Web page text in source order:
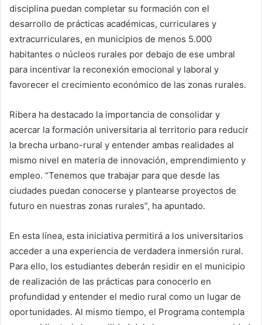
disciplina puedan completar su formación con el
desarrollo de prácticas académicas, curriculares y
extracurriculares, en municipios de menos 5.000
habitantes o núcleos rurales por debajo de ese umbral
para incentivar la reconexión emocional y laboral y
favorecer el crecimiento económico de las zonas rurales.
Ribera ha destacado la importancia de consolidar y
acercar la formación universitaria al territorio para reducir
la brecha urbano-rural y entender ambas realidades al
mismo nivel en materia de innovación, emprendimiento y
empleo. “Tenemos que trabajar para que desde las
ciudades puedan conocerse y plantearse proyectos de
futuro en nuestras zonas rurales”, ha apuntado.
En esta línea, esta iniciativa permitirá a los universitarios
acceder a una experiencia de verdadera inmersión rural.
Para ello, los estudiantes deberán residir en el municipio
de realización de las prácticas para conocerlo en
profundidad y entender el medio rural como un lugar de
oportunidades. Al mismo tiempo, el Programa contempla